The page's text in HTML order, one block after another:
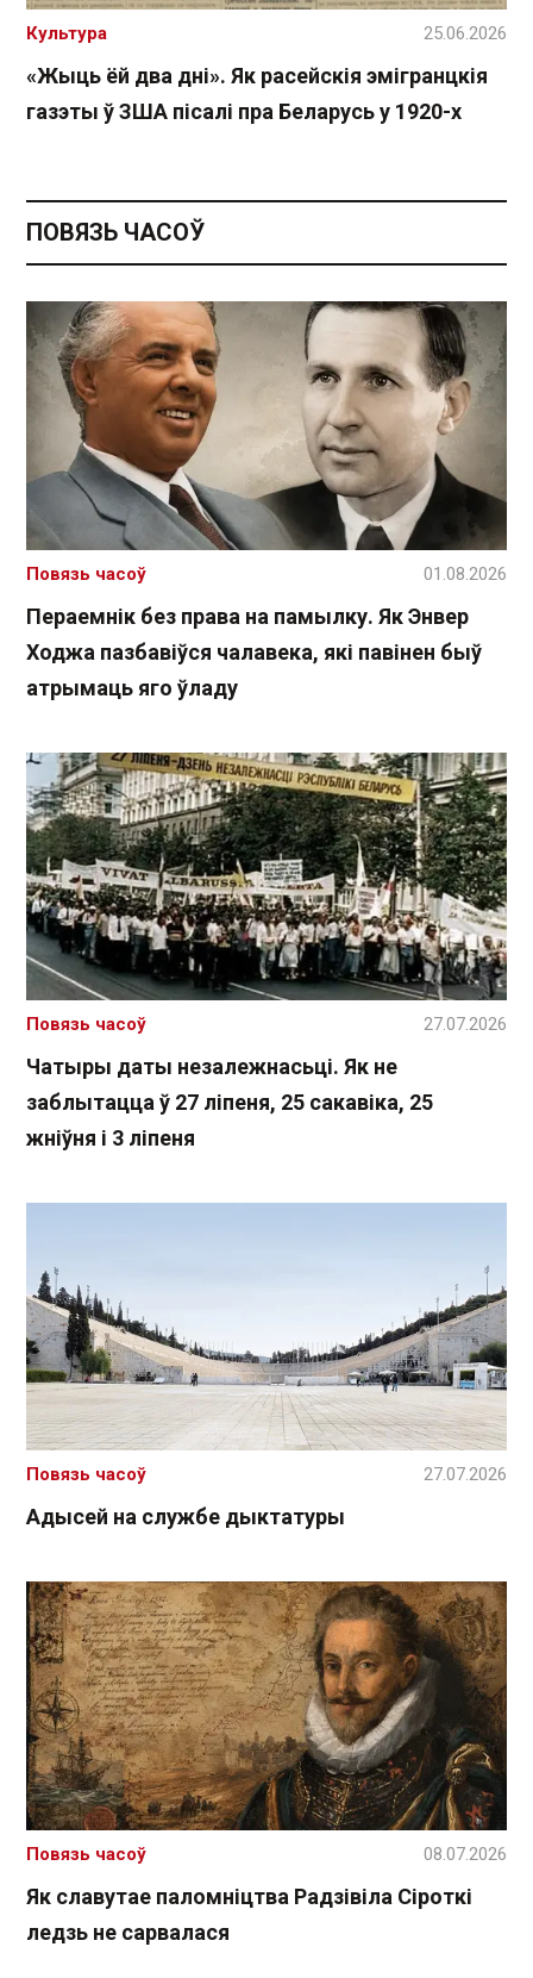
«Жыць ёй два дні». Як расейскія эмігранцкія
газэты ў ЗША пісалі пра Беларусь у 1920-х
Культура 25.06.2026
ПОВЯЗЬ ЧАСОЎ
Пераемнік без права на памылку. Як Энвер
Ходжа пазбавіўся чалавека, які павінен быў
атрымаць яго ўладу
Повязь часоў 01.08.2026
Чатыры даты незалежнасьці. Як не
заблытацца ў 27 ліпеня, 25 сакавіка, 25
жніўня і 3 ліпеня
Повязь часоў 27.07.2026
Адысей на службе дыктатуры
Повязь часоў 27.07.2026
Як славутае паломніцтва Радзівіла Сіроткі
ледзь не сарвалася
Повязь часоў 08.07.2026